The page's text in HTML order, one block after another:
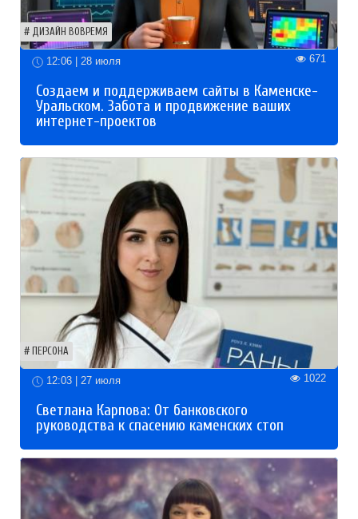
ДИЗАЙН ВОВРЕМЯ
12:06 | 28 июля 671
Создаем и поддерживаем сайты в Каменске-
Уральском. Забота и продвижение ваших
интернет-проектов
ПЕРСОНА
12:03 | 27 июля 1022
Светлана Карпова: От банковского
руководства к спасению каменских стоп